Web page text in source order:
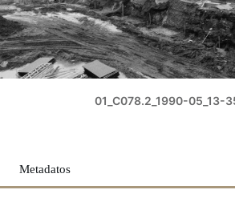
01_C078.2_1990-05_13-
Metadatos